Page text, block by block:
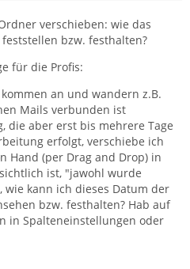
verschieben: wie das
bzw. festhalten?
für die Profis:
an und wandern z.B.
Mails verbunden ist
die aber erst bis mehrere Tage
erfolgt, verschiebe ich
Hand (per Drag and Drop) in
ist, "jawohl wurde
kann ich dieses Datum der
bzw. festhalten? Hab auf
in Spalteneinstellungen oder